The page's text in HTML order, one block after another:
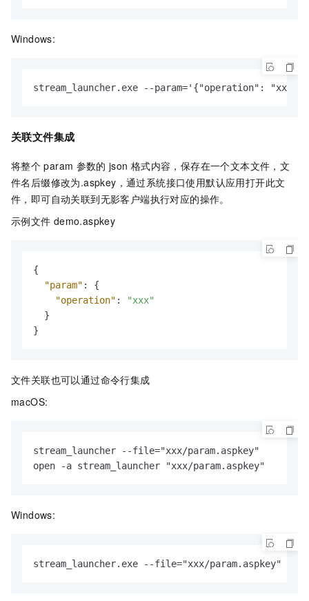
Windows:
stream_launcher.exe --param='{"operation":
关联文件集成
将整个 param 参数的 json 格式内容，保存在一个文本文件，文
件名后缀修改为.aspkey，通过系统接口使用默认应用打开此文
件，即可自动关联到无影客户端执行对应的操作。
示例文件 demo.aspkey
{
"param" :
{
"operation" :
"xxx"
}
}
文件关联也可以通过命令行集成
macOS:
stream_launcher --file="xxx/param.aspkey"
open -a stream_launcher "xxx/param.aspkey"
Windows:
stream_launcher.exe --file="xxx/param.aspkey"